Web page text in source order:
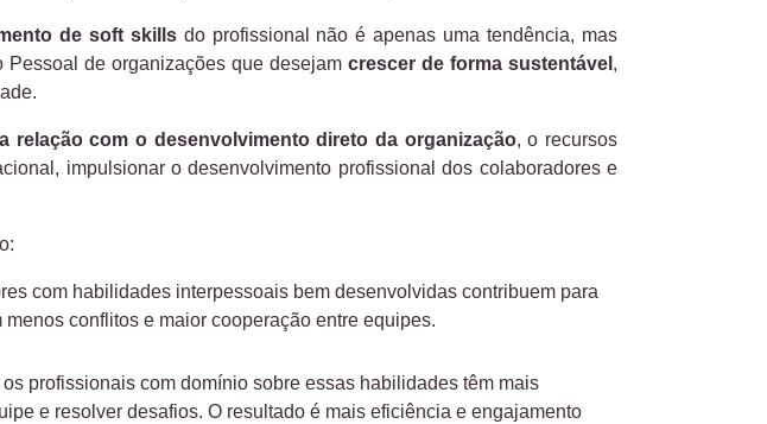
de soft skillsdo profissional não é apenas uma tendência, mas
Pessoal de organizações que desejam crescer de forma sustentável ,
relação com o desenvolvimento direto da organização, o recursos
impulsionar o desenvolvimento profissional dos colaboradores e
com habilidades interpessoais bem desenvolvidas contribuem para
conflitos e maior cooperação entre equipes.
os profissionais com domínio sobre essas habilidades têm mais
e resolver desafios. O resultado é mais eficiência e engajamento